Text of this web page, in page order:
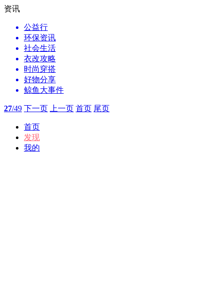
资讯
公益行
环保资讯
社会生活
衣改攻略
时尚穿搭
好物分享
鲸鱼大事件
27/49 下一页 上一页 首页 尾页
首页
发现
我的